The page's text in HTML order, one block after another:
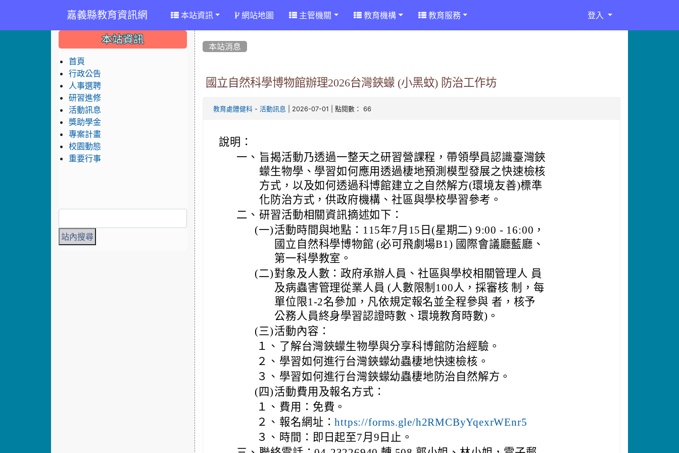
嘉義縣教育資訊網 本站資訊 網站地圖 主管機關 教育機構 教育服務 登入
本站消息
國立自然科學博物館辦理2026台灣鋏蠓 (小黑蚊) 防治工作坊
教育處體健科 -活動訊息 | 2026-07-01 | 點閱數： 66
說明：
一、 旨揭活動乃透過一整天之研習營課程，帶領學員認識臺灣鋏
蠓生物學、學習如何應用透過棲地預測模型發展之快速檢核
方式，以及如何透過科博館建立之自然解方(環境友善)標準
化防治方式，供政府機構、社區與學校學習參考。
二、 研習活動相關資訊摘述如下：
(一)活動時間與地點：115年7月15日(星期二) 9:00 - 16:00，
國立自然科學博物館 (必可飛劇場B1) 國際會議廳藍廳、
第一科學教室。
(二)對象及人數：政府承辦人員、社區與學校相關管理人 員
及病蟲害管理從業人員 (人數限制100人，採審核 制，每
單位限1-2名參加，凡依規定報名並全程參與 者，核予
公務人員終身學習認證時數、環境教育時數)。
(三)活動內容：
１、 了解台灣鋏蠓生物學與分享科博館防治經驗。
２、 學習如何進行台灣鋏蠓幼蟲棲地快速檢核。
３、 學習如何進行台灣鋏蠓幼蟲棲地防治自然解方。
(四)活動費用及報名方式：
１、 費用：免費。
２、 報名網址：https://forms.gle/h2RMCByYqexrWEnr5
３、 時間：即日起至7月9日止。
::: 本站資訊
首頁
行政公告
人事選聘
研習進修
活動訊息
獎助學金
專案計畫
校園動態
重要行事